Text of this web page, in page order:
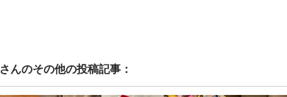
さんのその他の投稿記事：